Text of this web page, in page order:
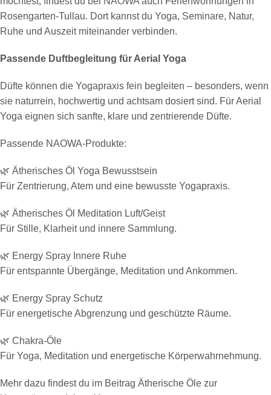
Rosengarten-Tullau. Dort kannst du Yoga, Seminare, Natur,
Ruhe und Auszeit miteinander verbinden.
Passende Duftbegleitung für Aerial Yoga
Düfte können die Yogapraxis fein begleiten – besonders, wenn
sie naturrein, hochwertig und achtsam dosiert sind. Für Aerial
Yoga eignen sich sanfte, klare und zentrierende Düfte.
Passende NAOWA-Produkte:
🌿 Ätherisches Öl Yoga Bewusstsein
Für Zentrierung, Atem und eine bewusste Yogapraxis.
🌿 Ätherisches Öl Meditation Luft/Geist
Für Stille, Klarheit und innere Sammlung.
🌿 Energy Spray Innere Ruhe
Für entspannte Übergänge, Meditation und Ankommen.
🌿 Energy Spray Schutz
Für energetische Abgrenzung und geschützte Räume.
🌿 Chakra-Öle
Für Yoga, Meditation und energetische Körperwahrnehmung.
Mehr dazu findest du im Beitrag Ätherische Öle zur